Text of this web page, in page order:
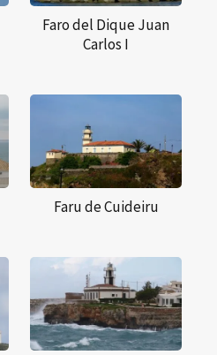
Faro del Dique Juan
Carlos I
Faru de Cuideiru